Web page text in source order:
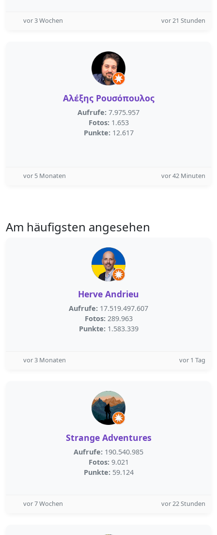
vor 3 Wochen vor 21 Stunden
Αλέξης Ρουσόπουλος
Aufrufe: 7.975.957
Fotos: 1.653
Punkte: 12.617
vor 5 Monaten vor 42 Minuten
Am häufigsten angesehen
Herve Andrieu
Aufrufe: 17.519.497.607
Fotos: 289.963
Punkte: 1.583.339
vor 3 Monaten vor 1 Tag
Strange Adventures
Aufrufe: 190.540.985
Fotos: 9.021
Punkte: 59.124
vor 7 Wochen vor 22 Stunden